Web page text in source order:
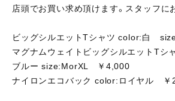
店頭でお買い求め頂けます。スタッフに
ビッグシルエットTシャツ color:白
マグナムウェイトビッグシルエットTシ
ブルー size:MorXL ￥4,000
ナイロンエコバック color:ロイヤル ￥